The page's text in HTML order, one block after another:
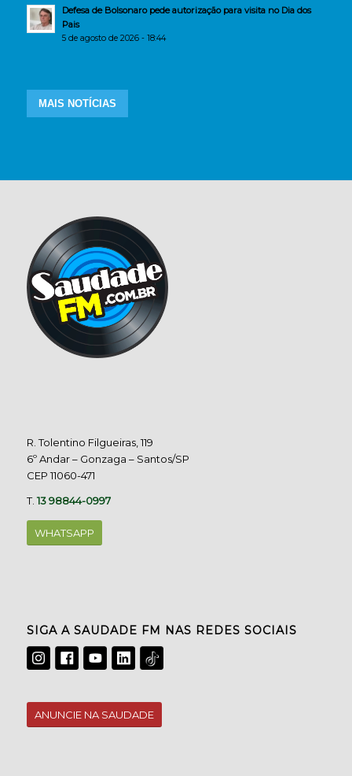
Defesa de Bolsonaro pede autorização para visita no Dia dos
Pais
5 de agosto de 2026 - 18:44
MAIS NOTÍCIAS
R. Tolentino Filgueiras, 119
6º Andar – Gonzaga – Santos/SP
CEP 11060-471
T.13 98844-0997
WHATSAPP
SIGA A SAUDADE FM NAS REDES SOCIAIS
ANUNCIE NA SAUDADE